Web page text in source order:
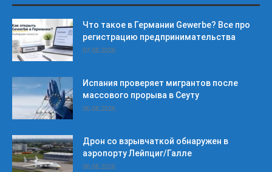
Что такое в Германии Gewerbe? Все про
регистрацию предпринимательства
07.08.2026
Испания проверяет мигрантов после
массового прорыва в Сеуту
06.08.2026
Дрон со взрывчаткой обнаружен в
аэропорту Лейпциг/Галле
06.08.2026